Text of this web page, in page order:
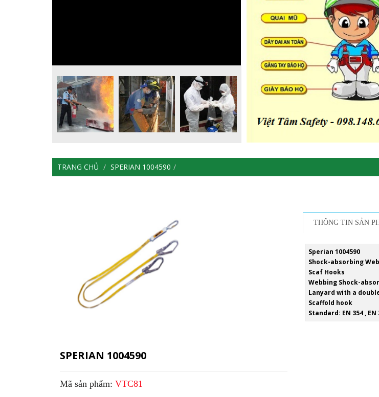
TRANG CHỦ SPERIAN 1004590
SPERIAN 1004590
Mã sản phẩm: VTC81
THÔNG TIN SẢN
Sperian 1004590
Shock-absorbing
Scaf Hooks
Webbing Shock-
Lanyard with a
Scaffold hook
Standard: EN 354 , EN